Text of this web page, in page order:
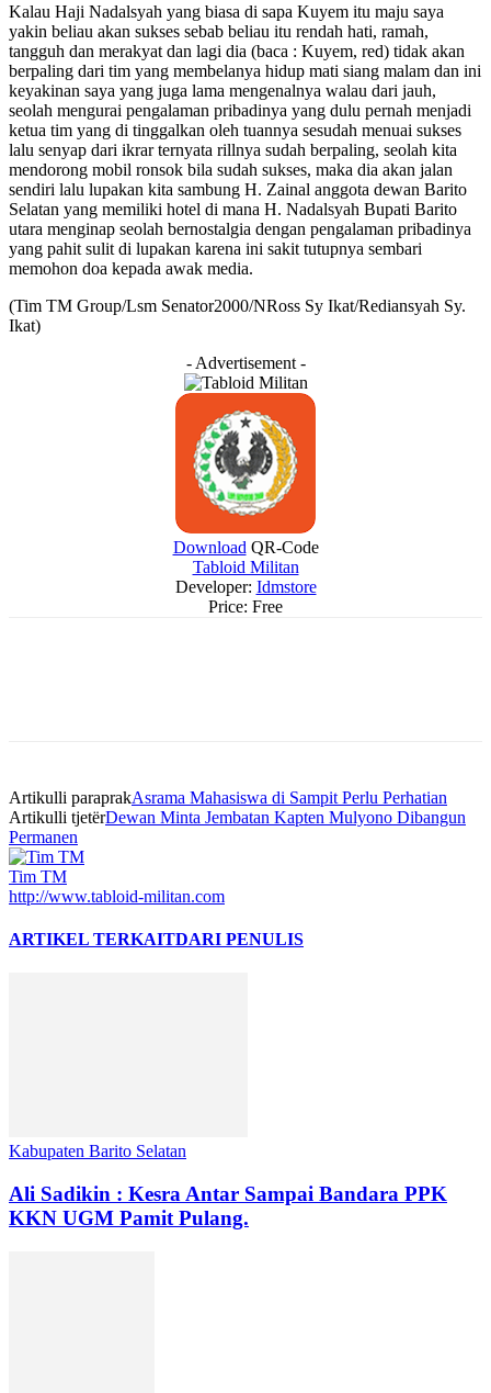
Kalau Haji Nadalsyah yang biasa di sapa Kuyem itu maju saya
yakin beliau akan sukses sebab beliau itu rendah hati, ramah,
tangguh dan merakyat dan lagi dia (baca : Kuyem, red) tidak akan
berpaling dari tim yang membelanya hidup mati siang malam dan ini
keyakinan saya yang juga lama mengenalnya walau dari jauh,
seolah mengurai pengalaman pribadinya yang dulu pernah menjadi
ketua tim yang di tinggalkan oleh tuannya sesudah menuai sukses
lalu senyap dari ikrar ternyata rillnya sudah berpaling, seolah kita
mendorong mobil ronsok bila sudah sukses, maka dia akan jalan
sendiri lalu lupakan kita sambung H. Zainal anggota dewan Barito
Selatan yang memiliki hotel di mana H. Nadalsyah Bupati Barito
utara menginap seolah bernostalgia dengan pengalaman pribadinya
yang pahit sulit di lupakan karena ini sakit tutupnya sembari
memohon doa kepada awak media.
(Tim TM Group/Lsm Senator2000/NRoss Sy Ikat/Rediansyah Sy.
Ikat)
- Advertisement -
Download QR-Code
Tabloid Militan
Developer: Idmstore
Price: Free
Artikulli paraprakAsrama Mahasiswa di Sampit Perlu Perhatian
Artikulli tjetërDewan Minta Jembatan Kapten Mulyono Dibangun
Permanen
Tim TM
http://www.tabloid-militan.com
ARTIKEL TERKAITDARI PENULIS
Kabupaten Barito Selatan
Ali Sadikin : Kesra Antar Sampai Bandara PPK
KKN UGM Pamit Pulang.